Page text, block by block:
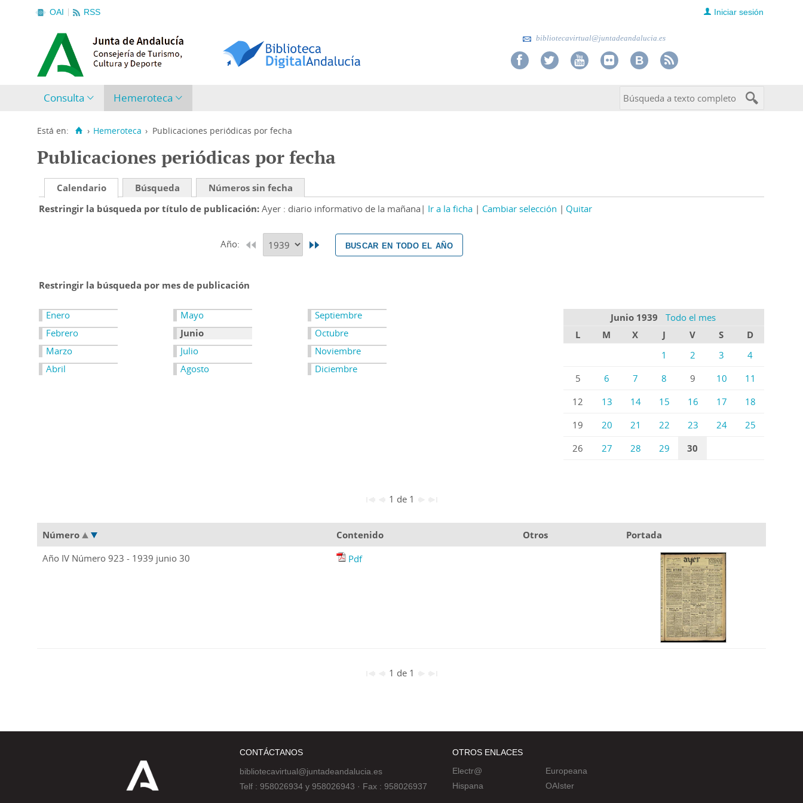
OAI RSS Iniciar sesión
bibliotecavirtual@juntadeandalucia.es
Consulta Hemeroteca
Está en: › Hemeroteca › Publicaciones periódicas por fecha
Publicaciones periódicas por fecha
Calendario Búsqueda
Números sin fecha
Restringir la búsqueda por título de publicación Ayer : diario informativo de la mañana Ir a la ficha Cambiar selección Quitar
Año: buscar en todo el año
Restringir la búsqueda por mes de publicación
Enero
Febrero
Marzo
Abril
Mayo
Junio
Julio
Agosto
Septiembre
Octubre
Noviembre
Diciembre
Junio 1939
Todo el mes
L
M X J V S
D
1
2 3
4
5
6 7 8 9 10
11
12
13 14 15 16 17
18
19
20 21 22 23 24
25
26
27 28 29 30
1 de 1
Número Contenido Otros
Portada
Año IV Número 923 - 1939 junio 30
Pdf
1 de 1
CONTÁCTANOS
bibliotecavirtual@juntadeandalucia.es
Telf : 958026934 y 958026943 · Fax : 958026937
OTROS ENLACES
Electr@
Hispana
Europeana
OAIster